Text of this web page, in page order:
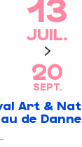
13
JUIL.
20
SEPT.
Art &
de Danne